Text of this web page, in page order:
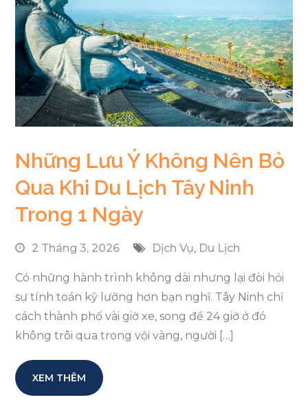
Những Lưu Ý Không Nên Bỏ
Qua Khi Du Lịch Tây Ninh
Trong 1 Ngày
2 Tháng 3, 2026 Dịch Vụ, Du Lịch
Có những hành trình không dài nhưng lại đòi hỏi
sự tính toán kỹ lưỡng hơn bạn nghĩ. Tây Ninh chỉ
cách thành phố vài giờ xe, song để 24 giờ ở đó
không trôi qua trong vội vàng, người […]
XEM THÊM